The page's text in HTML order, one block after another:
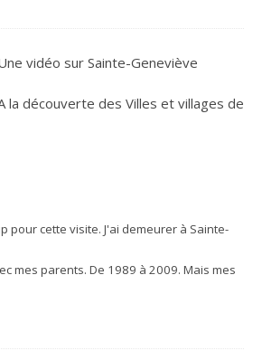
vidéo sur Sainte-Geneviève
la découverte des Villes et villages de
pour cette visite. J'ai demeurer à Sainte-
mes parents. De 1989 à 2009. Mais mes